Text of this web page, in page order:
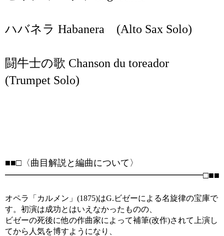
ハバネラ Habanera (Alto Sax Solo)
闘牛士の歌 Chanson du toreador
(Trumpet Solo)
■■□〈曲目解説と編曲について〉
━━━━━━━━━━━━━━━━━━━━━━□■■
オペラ「カルメン」(1875)はG.ビゼーによる名旋律の宝庫で
す。初演は成功とはいえなかったものの、
ビゼーの死後に他の作曲家によって補筆(改作)されて上演し
てから人気を博すようになり、